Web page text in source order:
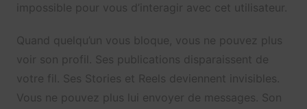
impossible pour vous d’interagir avec cet utilisateur.
Quand quelqu’un vous bloque, vous ne pouvez plus
voir son profil. Ses publications disparaissent de
votre fil. Ses Stories et Reels deviennent invisibles.
Vous ne pouvez plus lui envoyer de messages. Son